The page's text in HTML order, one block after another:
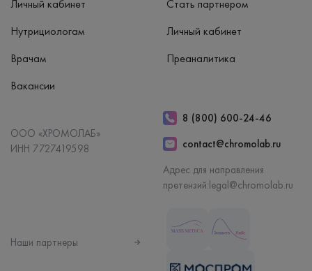
Личный кабинет
Нутрициологам
Врачам
Вакансии
Стать партнером
Личный кабинет
Преаналитика
ООО «ХРОМОЛАБ»
ИНН 7727419598
8 (800) 600-24-46
contact@chromolab.ru
Адрес для направления
претензий:legal@chromolab.ru
Наши партнеры